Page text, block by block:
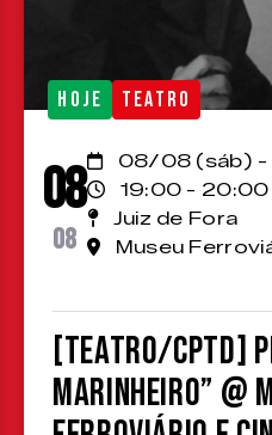
HOJE TEATRO
08
08
08/08 (sáb)
19:00 - 20:00
Juiz de Fora
Museu
[TEATRO/CPTD]
Marinheiro” @